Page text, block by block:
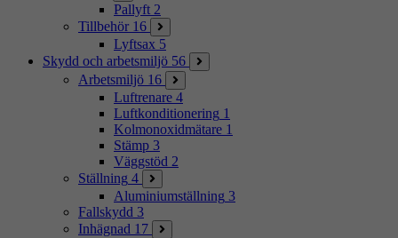
Pallyft 2
Tillbehör 16
Lyftsax 5
Skydd och arbetsmiljö 56
Arbetsmiljö 16
Luftrenare 4
Luftkonditionering 1
Kolmonoxidmätare 1
Stämp 3
Väggstöd 2
Ställning 4
Aluminiumställning 3
Fallskydd 3
Inhägnad 17